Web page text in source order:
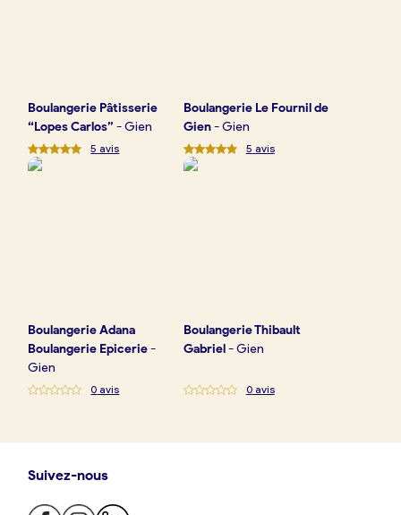
Je crée mon compte Connexion
Boulangerie Pâtisserie
“Lopes Carlos” -Gien
5 avis
Boulangerie Le Fournil de
Gien-Gien
5 avis
BoulangerieAdana
Boulangerie Epicerie-
Gien
0 avis
BoulangerieThibault
Gabriel-Gien
0avis
Suivez-nous